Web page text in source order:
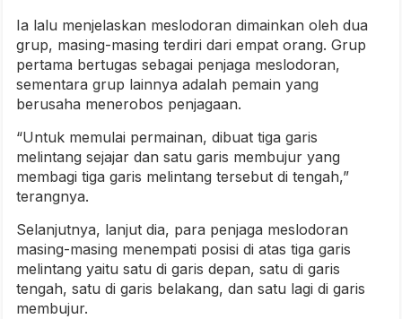
Ia lalu menjelaskan meslodoran dimainkan oleh dua
grup, masing-masing terdiri dari empat orang. Grup
pertama bertugas sebagai penjaga meslodoran,
sementara grup lainnya adalah pemain yang
berusaha menerobos penjagaan.
“Untuk memulai permainan, dibuat tiga garis
melintang sejajar dan satu garis membujur yang
membagi tiga garis melintang tersebut di tengah,”
terangnya.
Selanjutnya, lanjut dia, para penjaga meslodoran
masing-masing menempati posisi di atas tiga garis
melintang yaitu satu di garis depan, satu di garis
tengah, satu di garis belakang, dan satu lagi di garis
membujur.